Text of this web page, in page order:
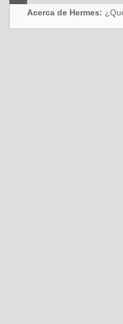
Acerca de Hermes: